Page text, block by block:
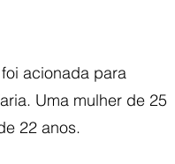
acionada para
Uma mulher de 25
22 anos.